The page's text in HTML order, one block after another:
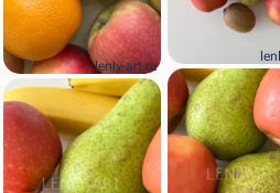
lenly-art.ru